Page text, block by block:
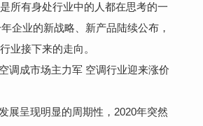
所有身处行业中的人都在思考的一
企业的新战略、新产品陆续公布，
业接下来的走向。
调成市场主力军 空调行业迎来涨价
展呈现明显的周期性，2020年突然